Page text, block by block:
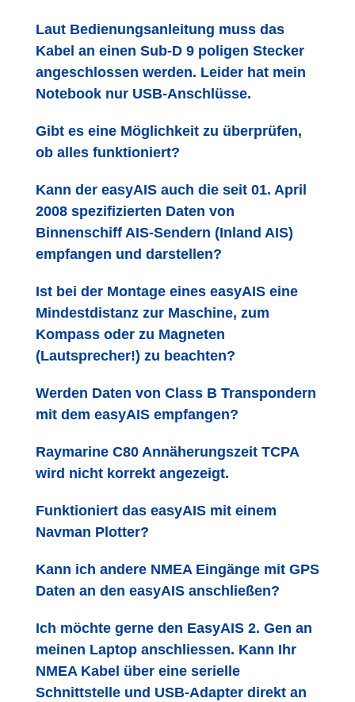
Laut Bedienungsanleitung muss das
Kabel an einen Sub-D 9 poligen Stecker
angeschlossen werden. Leider hat mein
Notebook nur USB-Anschlüsse.
Gibt es eine Möglichkeit zu überprüfen,
ob alles funktioniert?
Kann der easyAIS auch die seit 01. April
2008 spezifizierten Daten von
Binnenschiff AIS-Sendern (Inland AIS)
empfangen und darstellen?
Ist bei der Montage eines easyAIS eine
Mindestdistanz zur Maschine, zum
Kompass oder zu Magneten
(Lautsprecher!) zu beachten?
Werden Daten von Class B Transpondern
mit dem easyAIS empfangen?
Raymarine C80 Annäherungszeit TCPA
wird nicht korrekt angezeigt.
Funktioniert das easyAIS mit einem
Navman Plotter?
Kann ich andere NMEA Eingänge mit GPS
Daten an den easyAIS anschließen?
Ich möchte gerne den EasyAIS 2. Gen an
meinen Laptop anschliessen. Kann Ihr
NMEA Kabel über eine serielle
Schnittstelle und USB-Adapter direkt an